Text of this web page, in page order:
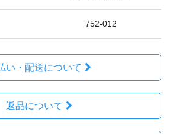
752-012
い・配送について
返品について